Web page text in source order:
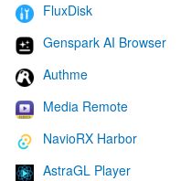
FluxDisk
Genspark AI Browser
Authme
Media Remote
NavioRX Harbor
AstraGL Player